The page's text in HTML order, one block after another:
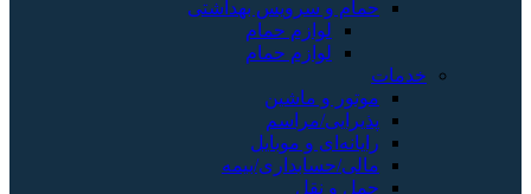
حمام و سرویس بهداشتی
لوازم حمام
لوازم حمام
خدمات
موتور و ماشین
پذیرایی/مراسم
رایانه‌ای و موبایل
مالی/حسابداری/بیمه
حمل و نقل